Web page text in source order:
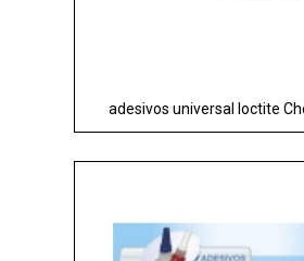
adesivos universal loctite